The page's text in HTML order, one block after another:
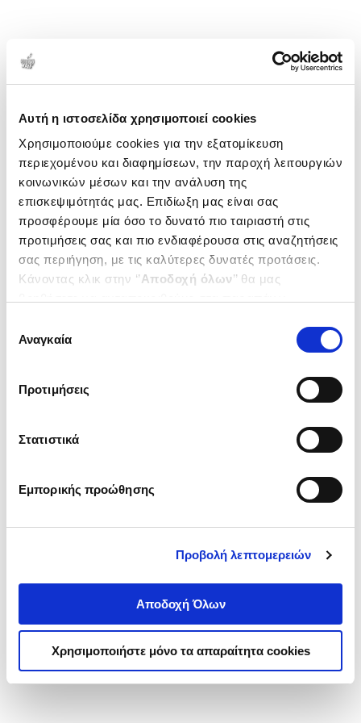
Αυτή η ιστοσελίδα χρησιμοποιεί cookies
Χρησιμοποιούμε cookies για την εξατομίκευση
περιεχομένου και διαφημίσεων, την παροχή λειτουργιών
κοινωνικών μέσων και την ανάλυση της
επισκεψιμότητάς μας. Επιδίωξη μας είναι σας
προσφέρουμε μία όσο το δυνατό πιο ταιριαστή στις
προτιμήσεις σας και πιο ενδιαφέρουσα στις αναζητήσεις
σας περιήγηση, με τις καλύτερες δυνατές προτάσεις.
Κάνοντας κλικ στην ‘’Αποδοχή όλων’’ θα μας
ενδιαφέρουν και να επιλέξετε από τα παρακάτω με την
΄΄και να ενημερωθείτε σχετικά με
συγκατάθεσης
Αναγκαία
Προτιμήσεις
Στατιστικά
Εμπορικής προώθησης
Προβολή λεπτομερειών
Αποδοχή Όλων
Χρησιμοποιήστε μόνο τα απαραίτητα cookies